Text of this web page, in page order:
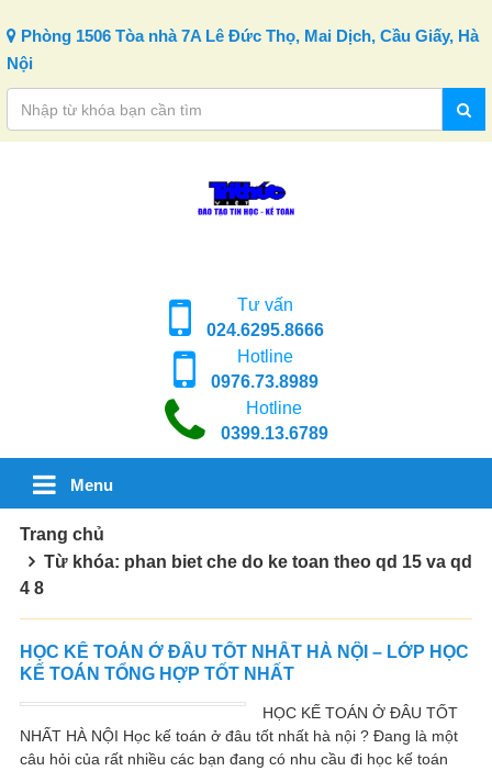
Phòng 1506 Tòa nhà 7A Lê Đức Thọ, Mai Dịch, Cầu Giấy, Hà
Nội
Tư vấn
024.6295.8666
Hotline
0976.73.8989
Hotline
0399.13.6789
Menu
Trang chủ
Từ khóa: phan biet che do ke toan theo qd 15 va qd
4 8
HỌC KẾ TOÁN Ở ĐÂU TỐT NHẤT HÀ NỘI – LỚP HỌC
KẾ TOÁN TỔNG HỢP TỐT NHẤT
HỌC KẾ TOÁN Ở ĐÂU TỐT
NHẤT HÀ NỘI Học kế toán ở đâu tốt nhất hà nội ? Đang là một
câu hỏi của rất nhiều các bạn đang có nhu cầu đi học kế toán